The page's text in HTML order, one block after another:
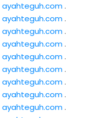
ayahteguh.com.
ayahteguh.com.
ayahteguh.com.
ayahteguh.com.
ayahteguh.com.
ayahteguh.com.
ayahteguh.com.
ayahteguh.com.
ayahteguh.com.